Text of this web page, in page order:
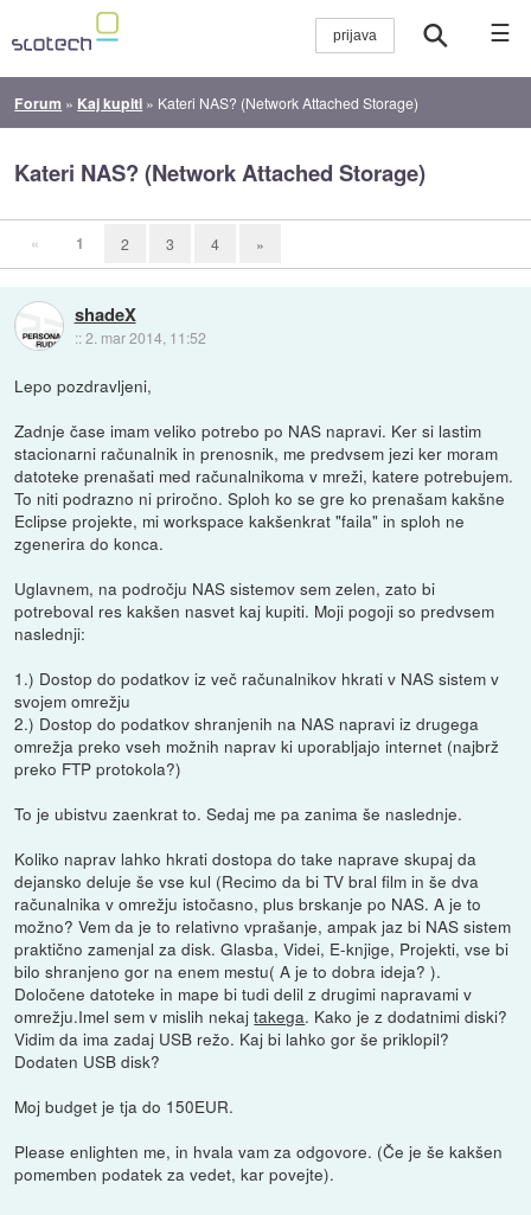
☰
Forum » Kaj kupiti » Kateri NAS? (Network Attached Storage)
Kateri NAS? (Network Attached Storage)
« 1 2 3 4 »
shadeX
::2. mar 2014, 11:52
Lepo pozdravljeni,
Zadnje čase imam veliko potrebo po NAS napravi. Ker si lastim
stacionarni računalnik in prenosnik, me predvsem jezi ker moram
datoteke prenašati med računalnikoma v mreži, katere potrebujem.
To niti podrazno ni priročno. Sploh ko se gre ko prenašam kakšne
Eclipse projekte, mi workspace kakšenkrat "faila" in sploh ne
zgenerira do konca.
Uglavnem, na področju NAS sistemov sem zelen, zato bi
potreboval res kakšen nasvet kaj kupiti. Moji pogoji so predvsem
naslednji:
1.) Dostop do podatkov iz več računalnikov hkrati v NAS sistem v
svojem omrežju
2.) Dostop do podatkov shranjenih na NAS napravi iz drugega
omrežja preko vseh možnih naprav ki uporabljajo internet (najbrž
preko FTP protokola?)
To je ubistvu zaenkrat to. Sedaj me pa zanima še naslednje.
Koliko naprav lahko hkrati dostopa do take naprave skupaj da
dejansko deluje še vse kul (Recimo da bi TV bral film in še dva
računalnika v omrežju istočasno, plus brskanje po NAS. A je to
možno? Vem da je to relativno vprašanje, ampak jaz bi NAS sistem
praktično zamenjal za disk. Glasba, Videi, E-knjige, Projekti, vse bi
bilo shranjeno gor na enem mestu( A je to dobra ideja? ).
Določene datoteke in mape bi tudi delil z drugimi napravami v
omrežju.Imel sem v mislih nekajtakega. Kako je z dodatnimi diski?
Vidim da ima zadaj USB režo. Kaj bi lahko gor še priklopil?
Dodaten USB disk?
Moj budget je tja do 150EUR.
Please enlighten me, in hvala vam za odgovore. (Če je še kakšen
pomemben podatek za vedet, kar povejte).